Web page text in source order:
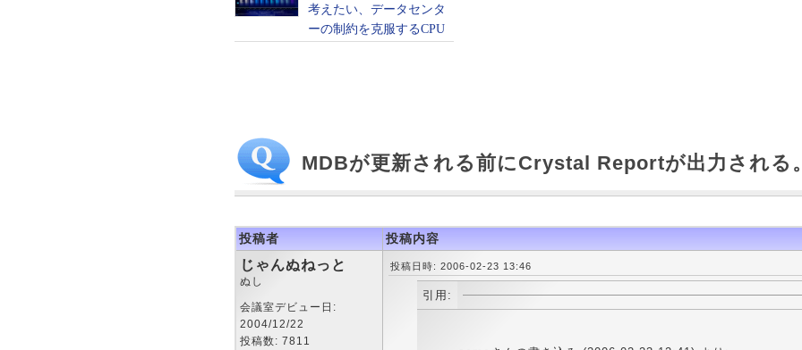
MDBが更新される前にCrystal Reportが出力される。
投稿者 投稿内容
じゃんぬねっと
ぬし
会議室デビュー日:
2004/12/22
投稿数: 7811
投稿日時: 2006-02-23 13:46
引用: